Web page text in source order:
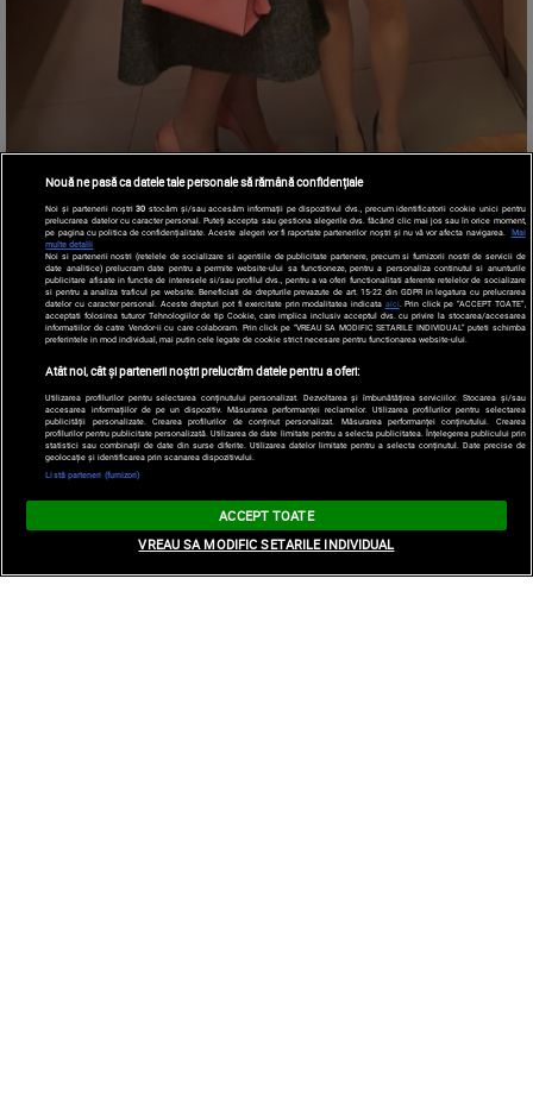
Nouă ne pasă ca datele tale personale să rămână confidențiale
Noi și partenerii noștri30 stocăm și/sau accesăm informații pe dispozitivul dvs., precum identificatorii cookie unici pentru
prelucrarea datelor cu caracter personal. Puteți accepta sau gestiona alegerile dvs. făcând clic mai jos sau în orice moment,
pe pagina cu politica de confidențialitate. Aceste alegeri vor fi raportate partenerilor noștri și nu vă vor afecta navigarea.
Mai
multe detalii
Noi si partenerii nostri (retelele de socializare si agentiile de publicitate partenere, precum si furnizorii nostri de servicii de
date analitice) prelucram date pentru a permite website-ului sa functioneze, pentru a personaliza continutul si anunturile
publicitare afisate in functie de interesele si/sau profilul dvs., pentru a va oferi functionalitati aferente retelelor de socializare
si pentru a analiza traficul pe website. Beneficiati de drepturile prevazute de art. 15-22 din GDPR in legatura cu prelucrarea
datelor cu caracter personal. Aceste drepturi pot fi exercitate prin modalitatea indicata aici. Prin click pe “ACCEPT TOATE”,
acceptati folosirea tuturor Tehnologiilor de tip Cookie, care implica inclusiv acceptul dvs. cu privire la stocarea/accesarea
informatiilor de catre Vendor-ii cu care colaboram. Prin click pe “VREAU SA MODIFIC SETARILE INDIVIDUAL” puteti schimba
preferintele in mod individual, mai putin cele legate de cookie strict necesare pentru functionarea website-ului.
Atât noi, cât și partenerii noștri prelucrăm datele pentru a oferi:
Utilizarea profilurilor pentru selectarea conținutului personalizat. Dezvoltarea și îmbunătățirea serviciilor. Stocarea și/sau
accesarea informațiilor de pe un dispozitiv. Măsurarea performanței reclamelor. Utilizarea profilurilor pentru selectarea
publicității personalizate. Crearea profilurilor de conținut personalizat. Măsurarea performanței conținutului. Crearea
profilurilor pentru publicitate personalizată. Utilizarea de date limitate pentru a selecta publicitatea. Înțelegerea publicului prin
statistici sau combinații de date din surse diferite. Utilizarea datelor limitate pentru a selecta conținutul. Date precise de
geolocație și identificarea prin scanarea dispozitivului.
Listă parteneri (furnizori)
ACCEPT TOATE
VREAU SA MODIFIC SETARILE INDIVIDUAL